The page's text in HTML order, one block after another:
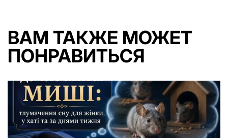
ВАМ ТАКЖЕ МОЖЕТ
ПОНРАВИТЬСЯ